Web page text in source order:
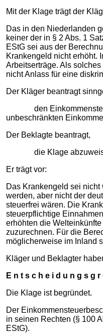
Mit der Klage trägt der
Das in den Niederlanden
keiner der in § 2 Abs. 1
EStG sei aus der
Krankengeld nicht erhöht.
Arbeitserträge. Als
nicht Anlass für eine
Der Kläger beantragt
den
unbeschränkten
Der Beklagte beantragt,
die Klage
Er trägt vor:
Das Krankengeld sei
werden, aber nicht der
steuerfrei wären. Die
steuerpflichtige
erhöhten die
zuzurechnen. Für die
möglicherweise im Inland
Kläger und Beklagter
E n t s c h e i d u n g s g r
Die Klage ist begründet.
Der
in seinen Rechten (§ 100
EStG).